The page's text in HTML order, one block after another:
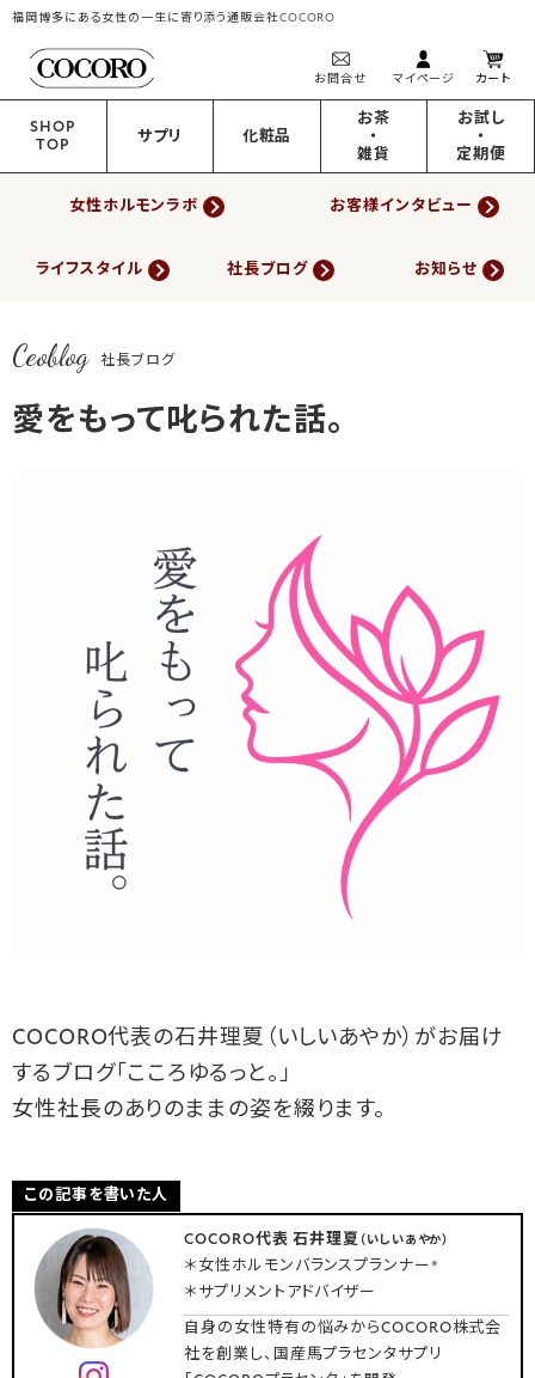
福岡博多にある女性の一生に寄り添う通販会社COCORO
お問合せ マイページ カート
SHOP
TOP
サプリ 化粧品
お茶
・
雑貨
お試し
・
定期便
女性ホルモンラボ お客様インタビュー
ライフスタイル 社長ブログ お知らせ
Ceoblog 社長ブログ
愛をもって叱られた話。
COCORO代表の石井理夏（いしいあやか）がお届け
するブログ「こころゆるっと。」
女性社長のありのままの姿を綴ります。
この記事を書いた人
COCORO代表 石井理夏 （いしいあやか）
＊女性ホルモンバランスプランナー®
＊サプリメントアドバイザー
自身の女性特有の悩みからCOCORO株式会
社を創業し、国産馬プラセンタサプリ